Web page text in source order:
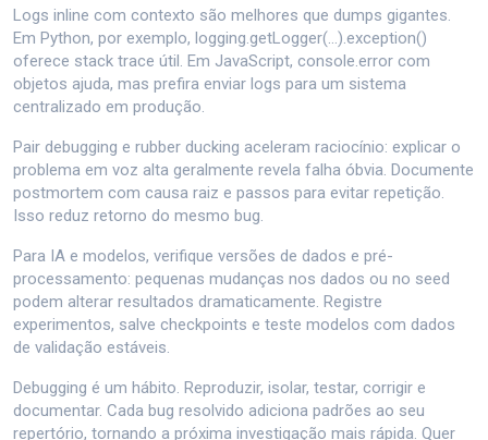
Logs inline com contexto são melhores que dumps gigantes.
Em Python, por exemplo, logging.getLogger(...).exception()
oferece stack trace útil. Em JavaScript, console.error com
objetos ajuda, mas prefira enviar logs para um sistema
centralizado em produção.
Pair debugging e rubber ducking aceleram raciocínio: explicar o
problema em voz alta geralmente revela falha óbvia. Documente
postmortem com causa raiz e passos para evitar repetição.
Isso reduz retorno do mesmo bug.
Para IA e modelos, verifique versões de dados e pré-
processamento: pequenas mudanças nos dados ou no seed
podem alterar resultados dramaticamente. Registre
experimentos, salve checkpoints e teste modelos com dados
de validação estáveis.
Debugging é um hábito. Reproduzir, isolar, testar, corrigir e
documentar. Cada bug resolvido adiciona padrões ao seu
repertório, tornando a próxima investigação mais rápida. Quer